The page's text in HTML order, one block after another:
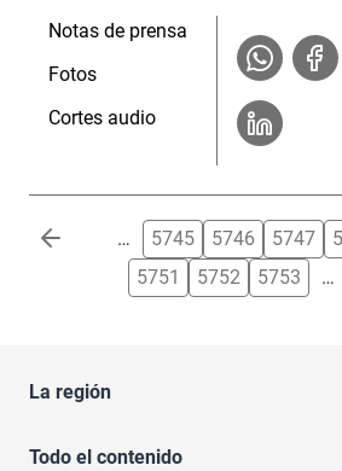
Notas de prensa
Fotos
Cortes audio
Paginación … 5745 5746 5747
5751
5752 5753 …
La región
Todo el contenido